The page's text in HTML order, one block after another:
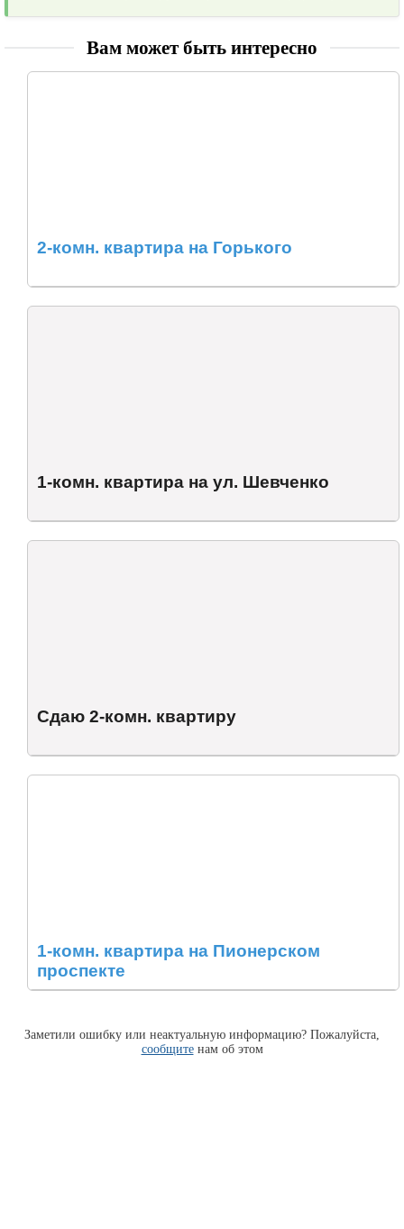
Вам может быть интересно
2-комн. квартира на Горького
1-комн. квартира на ул. Шевченко
Сдаю 2-комн. квартиру
1-комн. квартира на Пионерском
проспекте
Заметили ошибку или неактуальную информацию? Пожалуйста,
сообщитенам об этом